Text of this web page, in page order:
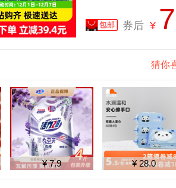
券后 ¥
猜你
¥ 28.0 ¥ 36.9